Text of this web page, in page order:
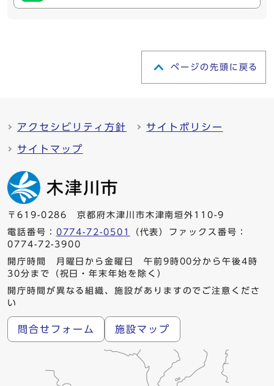
ページの先頭に戻る
アクセシビリティ方針 サイトポリシー
サイトマップ
〒619-0286 京都府木津川市木津南垣外110-9
電話番号： 0774-72-0501
（代表）ファックス番号：
0774-72-3900
開庁時間 月曜日から金曜日 午前9時00分から午後4時
30分まで（祝日・年末年始を除く）
開庁時間が異なる組織、施設がありますのでご注意くださ
い
問合せフォーム 施設マップ